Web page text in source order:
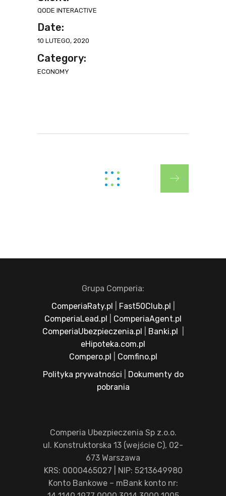
QODE INTERACTIVE
Date:
10 LUTEGO, 2020
Category:
ECONOMY
Grupa Comperia:
ComperiaRaty.pl
Fast50Club.pl
ComperiaLead.pl
ComperiaAgent.pl
ComperiaUbezpieczenia.pl
Banki.pl
eHipoteka.com.pl
Compero.pl
Comfino.pl
Polityka prywatności
Dokumenty do
pobrania
Comperia Ubezpieczenia Sp z.o.o.
ul. Konstruktorska 13 (wejście C), 02-
673 Warszawa
KRS: 0000465027 | NIP: 5213649980
Konto Bankowe – mBank konto nr: